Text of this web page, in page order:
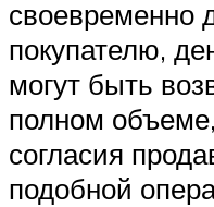
своевременно
покупателю,
могут быть
полном
согласия
подобной